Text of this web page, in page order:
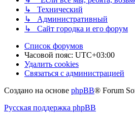
↳ Технический
↳ Административный
↳ Сайт городка и его форум
Список форумов
Часовой пояс: UTC+03:00
Удалить cookies
Связаться с администрацией
Создано на основе phpBB® Forum
Русская поддержка phpBB